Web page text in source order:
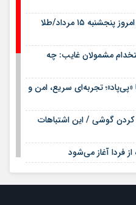
قیمت طلا و سکه امروز پنجشنبه ۱۵ مرداد/طلا
مشمولان غایب: چه
تجربه‌ای سریع، امن و
کردن گوشی / این اشتباهات
از فردا آغاز می‌شود
در شهرک غرب |
دارد؟ + جدول مردادماه